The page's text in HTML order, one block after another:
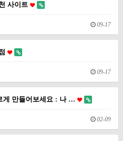
사이트
09-17
09-17
게 만들어보세요 : 나 …
02-09